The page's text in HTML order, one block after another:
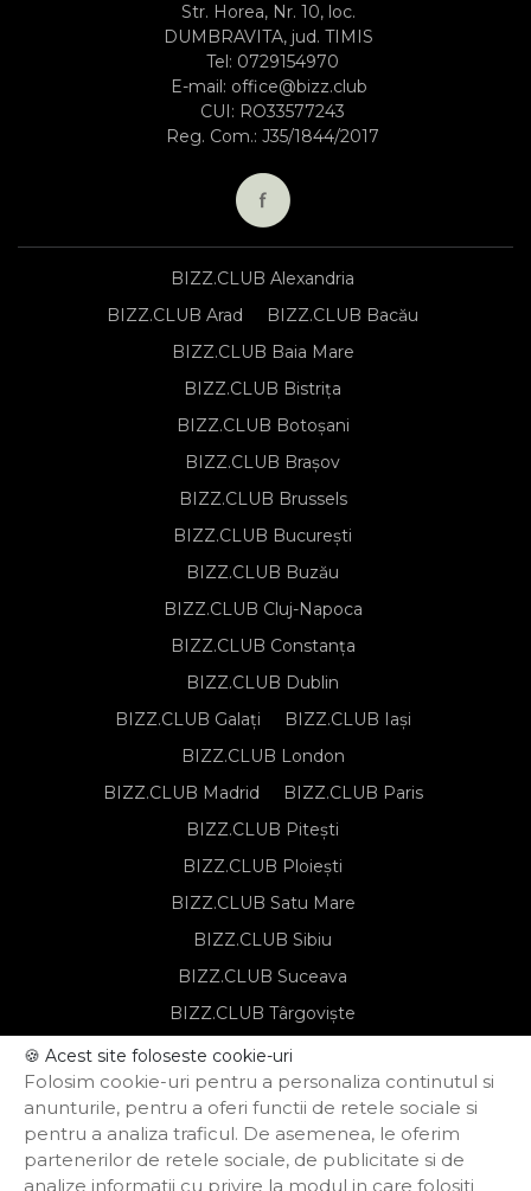
Str. Horea, Nr. 10, loc.
DUMBRAVITA, jud. TIMIS
Tel: 0729154970
E-mail: office@bizz.club
CUI: RO33577243
Reg. Com.: J35/1844/2017
BIZZ.CLUB Alexandria
BIZZ.CLUB Arad
BIZZ.CLUB Bacău
BIZZ.CLUB Baia Mare
BIZZ.CLUB Bistrița
BIZZ.CLUB Botoșani
BIZZ.CLUB Brașov
BIZZ.CLUB Brussels
BIZZ.CLUB București
BIZZ.CLUB Buzău
BIZZ.CLUB Cluj-Napoca
BIZZ.CLUB Constanța
BIZZ.CLUB Dublin
BIZZ.CLUB Galați
BIZZ.CLUB Iași
BIZZ.CLUB London
BIZZ.CLUB Madrid
BIZZ.CLUB Paris
BIZZ.CLUB Pitești
BIZZ.CLUB Ploiești
BIZZ.CLUB Satu Mare
BIZZ.CLUB Sibiu
BIZZ.CLUB Suceava
BIZZ.CLUB Târgoviște
BIZZ.CLUB Târgu Mureș
BIZZ.CLUB Timișoara
Notă de informare privind prelucrarea
🍪 Acest site foloseste cookie-uri
Folosim cookie-uri pentru a personaliza continutul si
anunturile, pentru a oferi functii de retele sociale si
pentru a analiza traficul. De asemenea, le oferim
partenerilor de retele sociale, de publicitate si de
analize informatii cu privire la modul in care folositi